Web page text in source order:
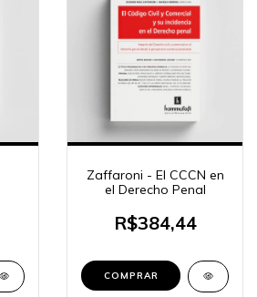
Zaffaroni - El CCCN en
el Derecho Penal
R$384,44
COMPRAR